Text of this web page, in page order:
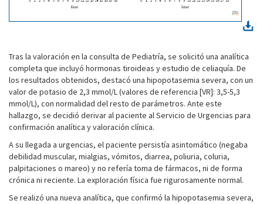
Tras la valoración en la consulta de Pediatría, se solicitó una analítica
completa que incluyó hormonas tiroideas y estudio de celiaquía. De
los resultados obtenidos, destacó una hipopotasemia severa, con un
valor de potasio de 2,3 mmol/L (valores de referencia [VR]: 3,5-5,3
mmol/L), con normalidad del resto de parámetros. Ante este
hallazgo, se decidió derivar al paciente al Servicio de Urgencias para
confirmación analítica y valoración clínica.
A su llegada a urgencias, el paciente persistía asintomático (negaba
debilidad muscular, mialgias, vómitos, diarrea, poliuria, coluria,
palpitaciones o mareo) y no refería toma de fármacos, ni de forma
crónica ni reciente. La exploración física fue rigurosamente normal.
Se realizó una nueva analítica, que confirmó la hipopotasemia severa,